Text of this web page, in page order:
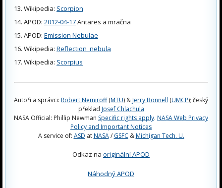
Wikipedia: Scorpion
APOD: 2012-04-17Antares a mračna
APOD: Emission Nebulae
Wikipedia: Reflection_nebula
Wikipedia: Scorpius
Autoři a správci: Robert Nemiroff(MTU) &Jerry Bonnell (UMCP); český
překlad Josef Chlachula
NASA Official: Phillip Newman Specific rights apply. NASA Web Privacy
Policy and Important Notices
A service of: ASD atNASA/ GSFC &Michigan Tech. U.
Odkaz na originální APOD
Náhodný APOD